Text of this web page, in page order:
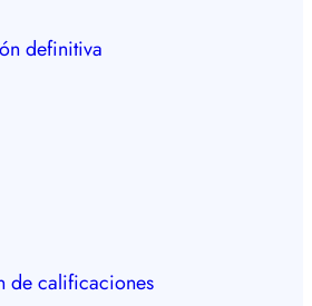
definitiva
de calificaciones